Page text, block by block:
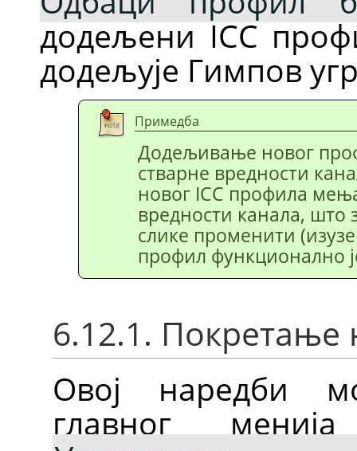
додељени ICC
додељује Гимпов
Примедба
Додељивање новог
стварне вредности
новог ICC профила
вредности канала, што
слике променити
профил функционално
6.12.1. Покретање
Овој наредби
главног